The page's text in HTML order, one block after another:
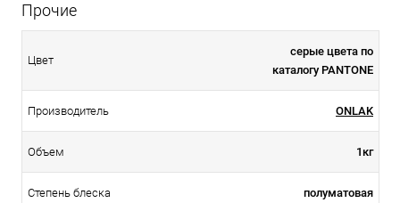
Прочие
Цвет
серые цвета по
каталогу PANTONE
Производитель ONLAK
Объем 1кг
Степень блеска полуматовая